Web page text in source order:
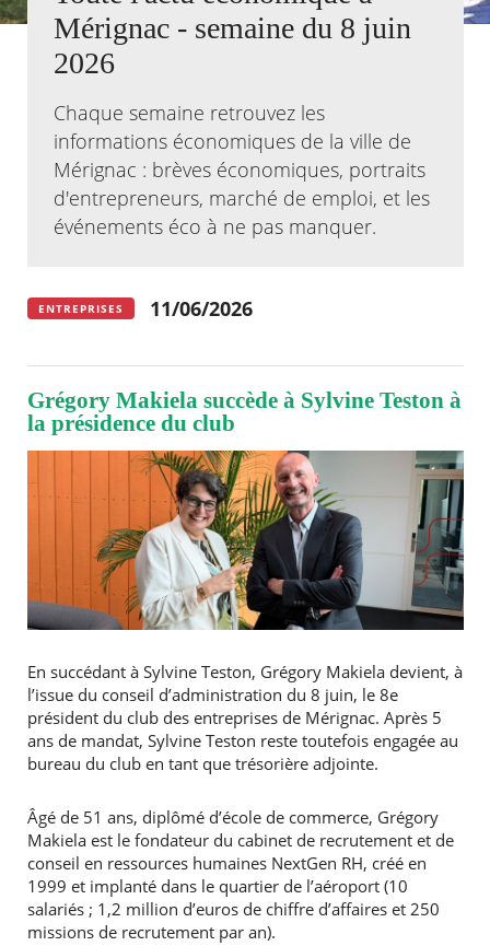
Agenda
Actualités
Kiosque
Espace de services en ligne
FacebookInstagram
Mérignac - semaine du 8 juin
2026
Chaque semaine retrouvez les
informations économiques de la ville de
Mérignac : brèves économiques, portraits
d'entrepreneurs, marché de emploi, et les
événements éco à ne pas manquer.
ENTREPRISES 11/06/2026
Grégory Makiela succède à Sylvine Teston à
la présidence du club
En succédant à Sylvine Teston, Grégory Makiela devient, à
l’issue du conseil d’administration du 8 juin, le 8e
président du club des entreprises de Mérignac. Après 5
ans de mandat, Sylvine Teston reste toutefois engagée au
bureau du club en tant que trésorière adjointe.
Âgé de 51 ans, diplômé d’école de commerce, Grégory
Makiela est le fondateur du cabinet de recrutement et de
conseil en ressources humaines NextGen RH, créé en
1999 et implanté dans le quartier de l’aéroport (10
salariés ; 1,2 million d’euros de chiffre d’affaires et 250
missions de recrutement par an).